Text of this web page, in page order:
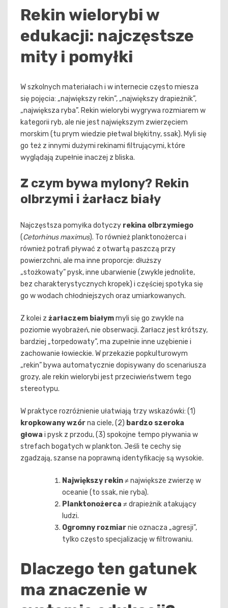
Rekin wielorybi w
edukacji: najczęstsze
mity i pomyłki
W szkolnych materiałach i w internecie często miesza
się pojęcia: „największy rekin”, „największy drapieżnik”,
„największa ryba”. Rekin wielorybi wygrywa rozmiarem w
kategorii ryb, ale nie jest największym zwierzęciem
morskim (tu prym wiedzie płetwal błękitny, ssak). Myli się
go też z innymi dużymi rekinami filtrującymi, które
wyglądają zupełnie inaczej z bliska.
Z czym bywa mylony? Rekin
olbrzymi i żarłacz biały
Najczęstsza pomyłka dotyczy rekina olbrzymiego
(Cetorhinus maximus). To również planktonożerca i
również potrafi pływać z otwartą paszczą przy
powierzchni, ale ma inne proporcje: dłuższy
„stożkowaty” pysk, inne ubarwienie (zwykle jednolite,
bez charakterystycznych kropek) i częściej spotyka się
go w wodach chłodniejszych oraz umiarkowanych.
Z kolei z żarłaczem białymmyli się go zwykle na
poziomie wyobrażeń, nie obserwacji. Żarłacz jest krótszy,
bardziej „torpedowaty”, ma zupełnie inne uzębienie i
zachowanie łowieckie. W przekazie popkulturowym
„rekin” bywa automatycznie dopisywany do scenariusza
grozy, ale rekin wielorybi jest przeciwieństwem tego
stereotypu.
W praktyce rozróżnienie ułatwiają trzy wskazówki: (1)
kropkowany wzórna ciele, (2) bardzo szeroka
głowa i pysk z przodu, (3) spokojne tempo pływania w
strefach bogatych w plankton. Jeśli te cechy się
zgadzają, szanse na poprawną identyfikację są wysokie.
Największy rekin≠ największe zwierzę w
oceanie (to ssak, nie ryba).
Planktonożerca ≠ drapieżnik atakujący
ludzi.
Ogromny rozmiarnie oznacza „agresji”,
tylko często specjalizację w filtrowaniu.
Dlaczego ten gatunek
ma znaczenie w